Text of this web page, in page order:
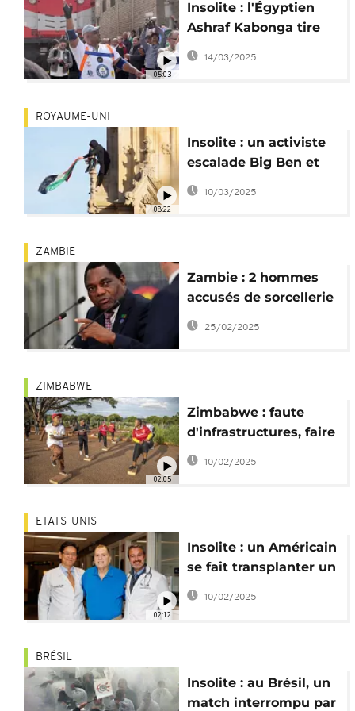
05:03
Insolite : l'Égyptien
Ashraf Kabonga tire
un train avec ses
dents
14/03/2025
08:22
ROYAUME-UNI
Insolite : un activiste
escalade Big Ben et
révèle des failles de
sécurité
10/03/2025
ZAMBIE
Zambie : 2 hommes
accusés de sorcellerie
contre le président
Hichilema
25/02/2025
02:05
ZIMBABWE
Zimbabwe : faute
d'infrastructures, faire
du sport dans un
10/02/2025
02:12
ETATS-UNIS
Insolite : un Américain
se fait transplanter un
rein de porc
10/02/2025
BRÉSIL
Insolite : au Brésil, un
match interrompu par